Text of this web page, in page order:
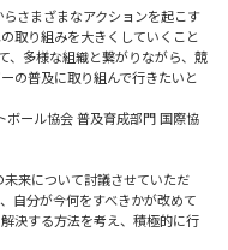
さまざまなアクションを起こす
取り組みを大きくしていくこと
、多様な組織と繋がりながら、競
の普及に取り組んで行きたいと
ボール協会 普及育成部門 国際協
来について討議させていただ
自分が今何をすべきかが改めて
決する方法を考え、積極的に行